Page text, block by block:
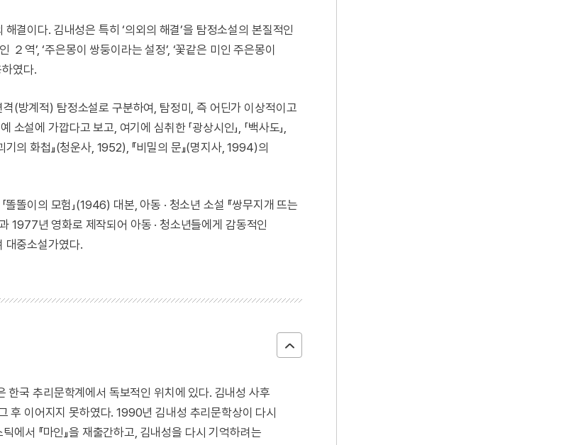
결이다. 김내성은 특히 ‘의외의 해결’을 탐정소설의 본질적인
２역’, ‘주은몽이 쌍둥이라는 설정’, ‘꽃같은 미인 주은몽이
였다.
(방계적) 탐정소설로 구분하여, 탐정미, 즉 어딘가 이상적이고
에 가깝다고 보고, 여기에 심취한 「광상시인」, 「백사도」,
의 화첩』(청운사, 1952), 『비밀의 문』(명지사, 1994)의
똘똘이의 모험」(1946) 대본, 아동 · 청소년 소설 『쌍무지개 뜨는
1977년 영화로 제작되어 아동 · 청소년들에게 감동적인
대중소설가였다.
한국 추리문학계에서 독보적인 위치에 있다. 김내성 사후
후 이어지지 못하였다. 1990년 김내성 추리문학상이 다시
서 『마인』을 재출간하고, 김내성을 다시 기억하려는